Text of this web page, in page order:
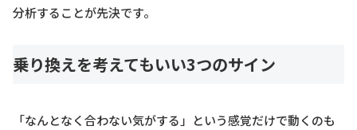
分析することが先決です。
乗り換えを考えてもいい3つのサイン
「なんとなく合わない気がする」という感覚だけで動くのも